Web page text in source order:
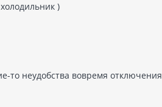
)
то неудобства вовремя отключения